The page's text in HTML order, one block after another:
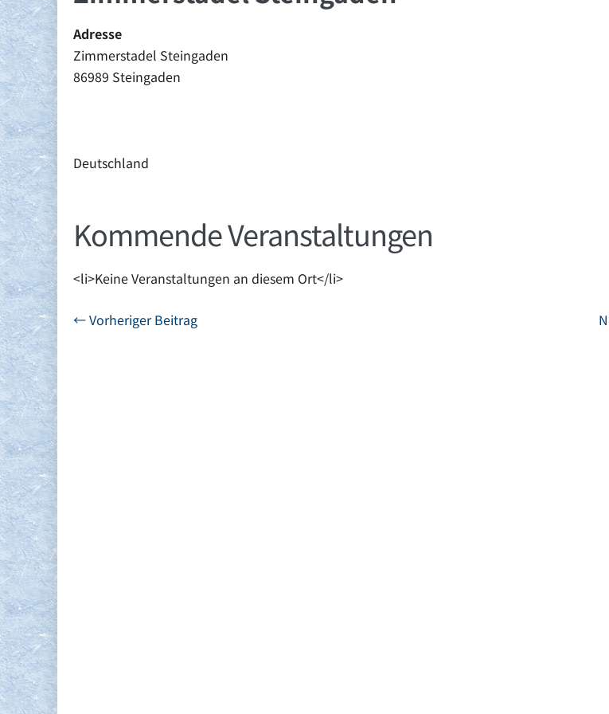
Adresse
Zimmerstadel Steingaden
86989 Steingaden
Deutschland
Kommende Veranstaltungen
<li>Keine Veranstaltungen an diesem Ort</li>
Beitragsnavigation
← Vorheriger Beitrag